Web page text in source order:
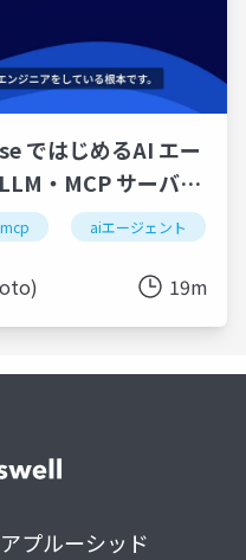
ではじめるAI エー
・MCP サーバ
つの Compose ファ
mcp aiエージェント
19m
プルーシッド